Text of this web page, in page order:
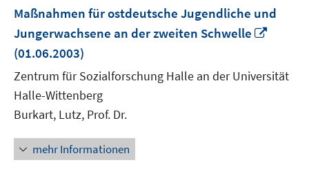
Maßnahmen für ostdeutsche Jugendliche und
Jungerwachsene an der zweiten Schwelle
öffnen
(01.06.2003)
Zentrum für Sozialforschung Halle an der Universität
Halle-Wittenberg
Burkart, Lutz, Prof. Dr.
mehr Informationen